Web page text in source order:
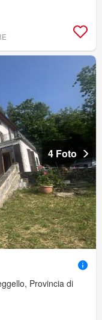
4 Foto
Provincia di